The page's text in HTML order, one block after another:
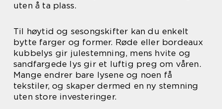
uten å ta plass.
Til høytid og sesongskifter kan du enkelt
bytte farger og former. Røde eller bordeaux
kubbelys gir julestemning, mens hvite og
sandfargede lys gir et luftig preg om våren.
Mange endrer bare lysene og noen få
tekstiler, og skaper dermed en ny stemning
uten store investeringer.